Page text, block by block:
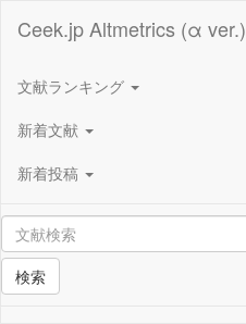
Ceek.jp Altmetrics (α ver.)
文献ランキング
新着文献
新着投稿
検索